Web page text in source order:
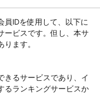
員IDを使用して、以下に
ービスです。但し、本サ
ます。
きるサービスであり、イ
るランキングサービスか